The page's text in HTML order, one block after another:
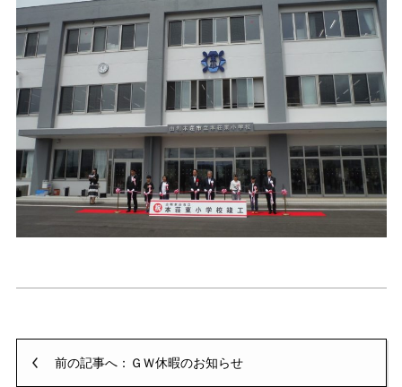
前の記事へ：ＧＷ休暇のお知らせ